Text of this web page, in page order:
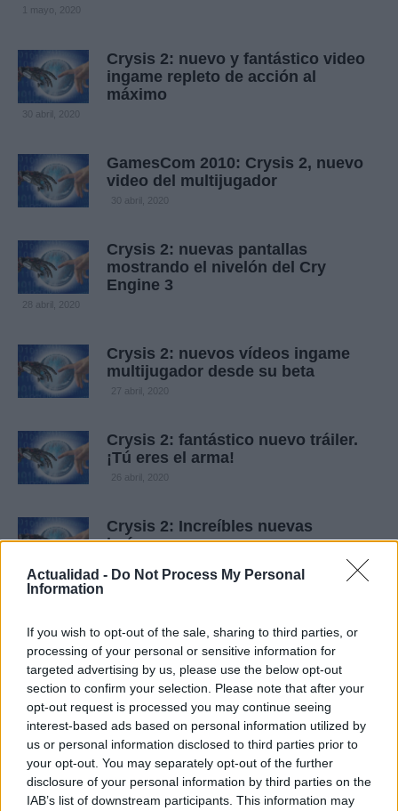
Actualidad - Do Not Process My Personal
Information
If you wish to opt-out of the sale, sharing to third parties, or
processing of your personal or sensitive information for
targeted advertising by us, please use the below opt-out
section to confirm your selection. Please note that after your
opt-out request is processed you may continue seeing
interest-based ads based on personal information utilized by
us or personal information disclosed to third parties prior to
your opt-out. You may separately opt-out of the further
disclosure of your personal information by third parties on the
IAB’s list of downstream participants. This information may
1 mayo, 2020
Crysis 2: nuevo y fantástico video
ingame repleto de acción al
máximo
30 abril, 2020
GamesCom 2010: Crysis 2, nuevo
video del multijugador
30 abril, 2020
Crysis 2: nuevas pantallas
mostrando el nivelón del Cry
Engine 3
28 abril, 2020
Crysis 2: nuevos vídeos ingame
multijugador desde su beta
27 abril, 2020
Crysis 2: fantástico nuevo tráiler.
¡Tú eres el arma!
26 abril, 2020
Crysis 2: Increíbles nuevas
imágenes
anunciando el multijugador
25 abril, 2020
Crysis 2: nuevo vídeo con más
ingame y la creación de los
alienígenas
24 abril, 2020
Crysis 2: Nuevo tráiler